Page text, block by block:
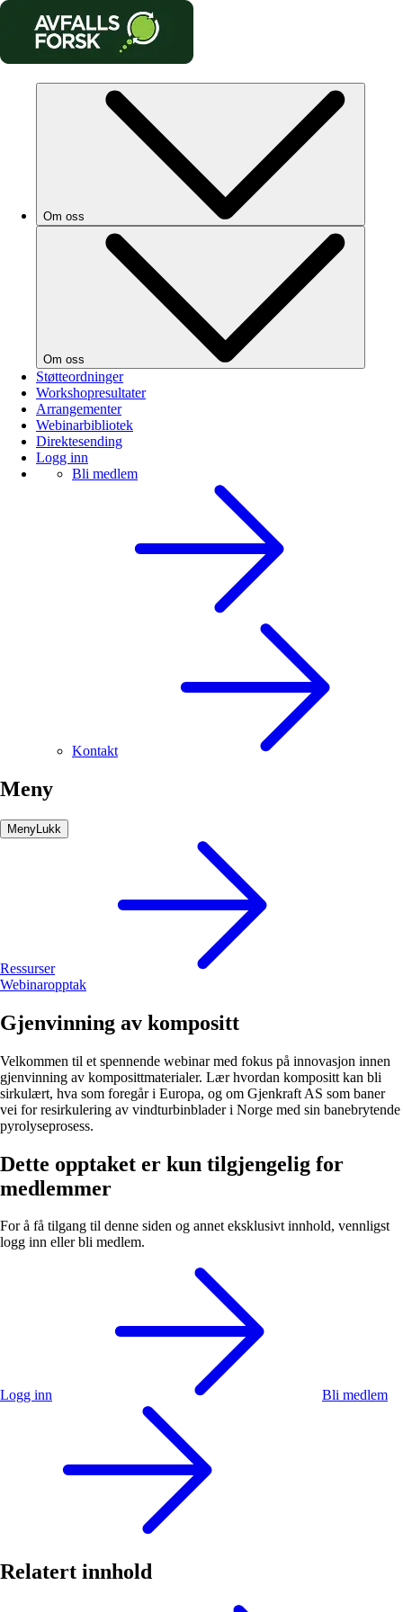
Om oss
Om oss
Støtteordninger
Workshopresultater
Arrangementer
Webinarbibliotek
Direktesending
Logg inn
Bli medlem
Kontakt
Meny
Meny Lukk
Ressurser
Webinaropptak
Gjenvinning av kompositt
Velkommen til et spennende webinar med fokus på innovasjon innen
gjenvinning av komposittmaterialer. Lær hvordan kompositt kan bli
sirkulært, hva som foregår i Europa, og om Gjenkraft AS som baner
vei for resirkulering av vindturbinblader i Norge med sin banebrytende
pyrolyseprosess.
Dette opptaket er kun tilgjengelig for
medlemmer
For å få tilgang til denne siden og annet eksklusivt innhold, vennligst
logg inn eller bli medlem.
Logg inn Bli medlem
Relatert innhold